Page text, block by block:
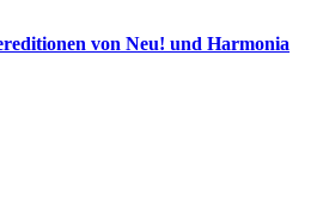
von Neu! und Harmonia